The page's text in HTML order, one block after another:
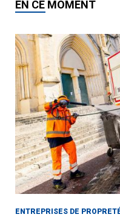
EN CE MOMENT
ENTREPRISES DE